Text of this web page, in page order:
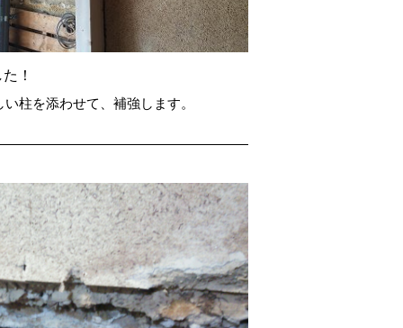
！
柱を添わせて、補強します。